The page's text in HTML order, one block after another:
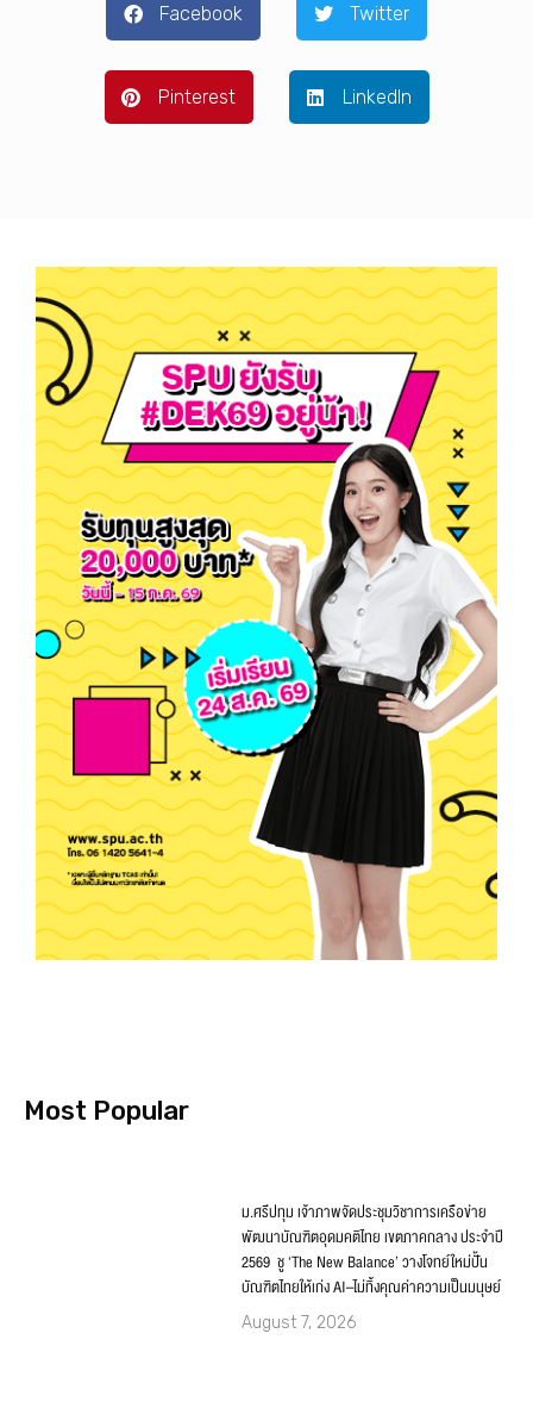
Facebook Twitter
Pinterest LinkedIn
Most Popular
ม.ศรีปทุม เจ้าภาพจัดประชุมวิชาการเครือข่าย
พัฒนาบัณฑิตอุดมคติไทย เขตภาคกลาง ประจำปี
2569 ชู ‘The New Balance’ วางโจทย์ใหม่ปั้น
บัณฑิตไทยให้เก่ง AI–ไม่ทิ้งคุณค่าความเป็นมนุษย์
August 7, 2026